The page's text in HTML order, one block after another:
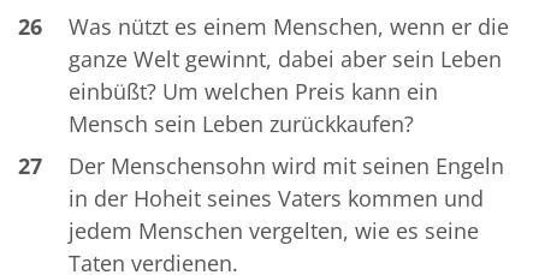
26
Was nützt es einem Menschen, wenn er die
ganze Welt gewinnt, dabei aber sein Leben
einbüßt? Um welchen Preis kann ein
Mensch sein Leben zurückkaufen?
27
Der Menschensohn wird mit seinen Engeln
in der Hoheit seines Vaters kommen und
jedem Menschen vergelten, wie es seine
Taten verdienen.